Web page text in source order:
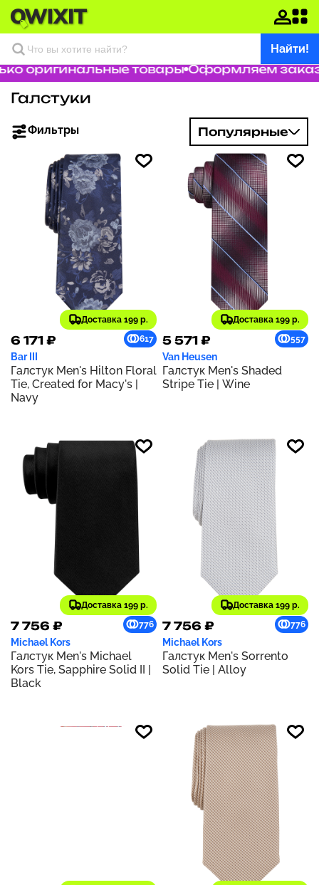
Найти!
оригинальные товары Оформляем заказ
Галстуки
Фильтры Популярные
Доставка 199 р.
6 171 ₽ 617
Bar III
Галстук Men's Hilton Floral
Tie, Created for Macy's |
Navy
Доставка 199 р.
5 571 ₽ 557
Van Heusen
Галстук Men's Shaded
Stripe Tie | Wine
Доставка 199 р.
7 756 ₽ 776
Michael Kors
Галстук Men's Michael
Kors Tie, Sapphire Solid II |
Black
Доставка 199 р.
7 756 ₽ 776
Michael Kors
Галстук Men's Sorrento
Solid Tie | Alloy